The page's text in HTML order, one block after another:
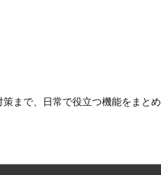
まで、日常で役立つ機能をまと